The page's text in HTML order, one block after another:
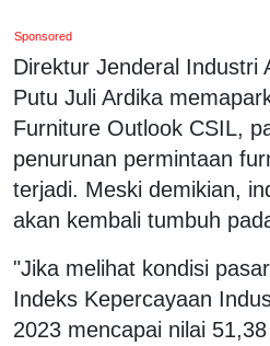
Sponsored
Direktur Jenderal Industri
Putu Juli Ardika
Furniture Outlook CSIL,
penurunan permintaan
terjadi. Meski demikian,
akan kembali tumbuh
"Jika melihat kondisi
Indeks Kepercayaan
2023 mencapai nilai